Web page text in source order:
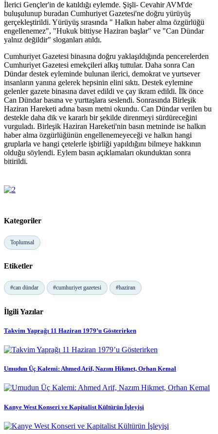
İlerici Gençler'in de katıldığı eylemde. Şişli- Cevahir AVM'de
buluşulunup buradan Cumhuriyet Gazetesi'ne doğru yürüyüş
gerçekleştirildi. Yürüyüş sırasında " Halkın haber alma özgürlüğü
engellenemez", "Hukuk bittiyse Haziran başlar" ve "Can Dündar
yalnız değildir" sloganları atıldı.
Cumhuriyet Gazetesi binasına doğru yaklaşıldığında pencerelerden
Cumhuriyet Gazetesi emekçileri alkış tuttular. Daha sonra Can
Dündar destek eyleminde bulunan ilerici, demokrat ve yurtsever
insanların yanına gelerek hepsinin elini sıktı. Destek eylemine
gelenler gazete binasına davet edildi ve çay ikram edildi. İlk önce
Can Dündar basına ve yurttaşlara seslendi. Sonrasında Birleşik
Haziran Hareketi adına basın metni okundu. Can Dündar verilen bu
destekle daha dik ve kararlı bir şekilde direnmeyi sürdüreceğini
vurguladı. Birleşik Haziran Hareketi'nin basın metninde ise halkın
haber alma özgürlüğünün engellenemeyeceği ve halkın hangi
gruplarla ve hangi çetelerle işbirliği yapıldığını bilmeye hakkının
olduğu söylendi. Eylem basın açıklamaları okunduktan sonra
bitirildi.
Kategoriler
Toplumsal
Etiketler
#can dündar #cumhuriyet gazetesi #haziran
İlgili Yazılar
Takvim Yaprağı 11 Haziran 1979’u Gösterirken
Umudun Üç Kalemi: Ahmed Arif, Nazım Hikmet, Orhan Kemal
Kanye West Konseri ve Kapitalist Kültürün İşleyişi